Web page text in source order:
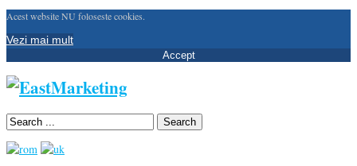
Acest website NU foloseste cookies.
Vezi mai mult
Accept
Search